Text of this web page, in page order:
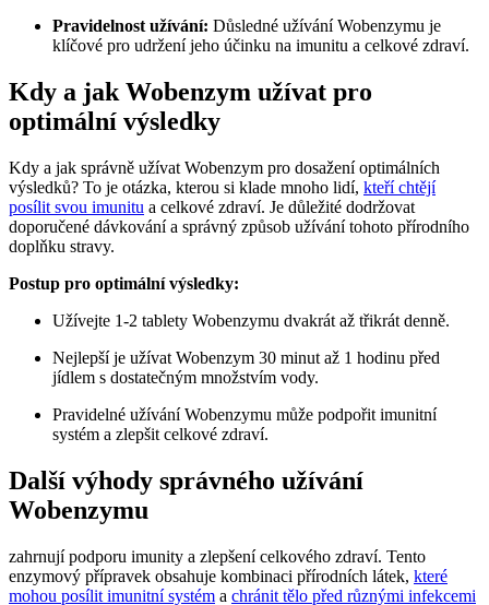
Pravidelnost užívání: Důsledné užívání Wobenzymu je
klíčové pro udržení jeho účinku na imunitu a celkové zdraví.
Kdy a jak Wobenzym užívat pro
optimální výsledky
Kdy a jak správně užívat Wobenzym pro dosažení optimálních
výsledků? To je otázka, kterou si klade mnoho lidí, kteří chtějí
posílit svou imunitu a celkové zdraví. Je důležité dodržovat
doporučené dávkování a správný způsob užívání tohoto přírodního
doplňku stravy.
Postup pro optimální výsledky:
Užívejte 1-2 tablety Wobenzymu dvakrát až třikrát denně.
Nejlepší je užívat Wobenzym 30 minut až 1 hodinu před
jídlem s dostatečným množstvím vody.
Pravidelné užívání Wobenzymu může podpořit imunitní
systém a zlepšit celkové zdraví.
Další výhody správného užívání
Wobenzymu
zahrnují podporu imunity a zlepšení celkového zdraví. Tento
enzymový přípravek obsahuje kombinaci přírodních látek, které
mohou posílit imunitní systém a chránit tělo před různými infekcemi